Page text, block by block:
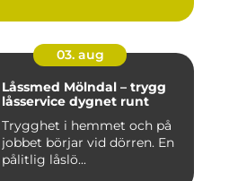
03. aug
Låssmed Mölndal – trygg
låsservice dygnet runt
Trygghet i hemmet och på
jobbet börjar vid dörren. En
pålitlig låslö...